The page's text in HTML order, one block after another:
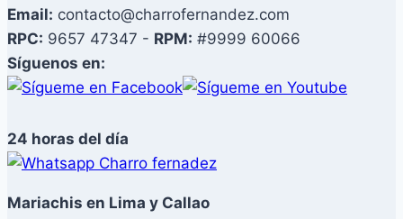
Email: contacto@charrofernandez.com
RPC: 9657 47347 - RPM: #9999 60066
Síguenos en:
24 horas del día
Mariachis en Lima y Callao